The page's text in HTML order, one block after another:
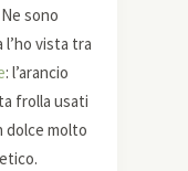
sono
vista tra
: l’arancio
frolla usati
dolce molto